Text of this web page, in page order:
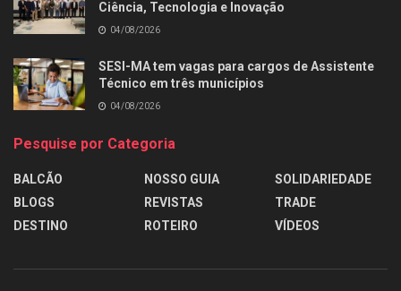
Ciência, Tecnologia e Inovação
04/08/2026
SESI-MA tem vagas para cargos de Assistente
Técnico em três municípios
04/08/2026
Pesquise por Categoria
BALCÃO
BLOGS
DESTINO
NOSSO GUIA
REVISTAS
ROTEIRO
SOLIDARIEDADE
TRADE
VÍDEOS